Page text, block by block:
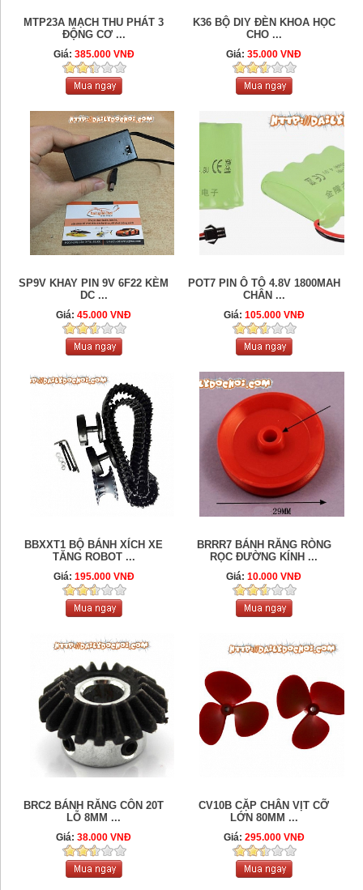
MTP23A MẠCH THU PHÁT 3
ĐỘNG CƠ ...
Giá: 385.000 VNĐ
K36 BỘ DIY ĐÈN KHOA HỌC
CHO ...
Giá:35.000 VNĐ
SP9V KHAY PIN 9V 6F22 KÈM
DC ...
Giá:45.000 VNĐ
POT7 PIN Ô TÔ 4.8V 1800MAH
CHÂN ...
Giá: 105.000 VNĐ
BBXXT1 BỘ BÁNH XÍCH XE
TĂNG ROBOT ...
Giá: 195.000 VNĐ
BRRR7 BÁNH RĂNG RÒNG
RỌC ĐƯỜNG KÍNH ...
Giá:10.000 VNĐ
BRC2 BÁNH RĂNG CÔN 20T
LỖ 8MM ...
Giá:38.000 VNĐ
CV10B CẶP CHÂN VỊT CỠ
LỚN 80MM ...
Giá: 295.000 VNĐ